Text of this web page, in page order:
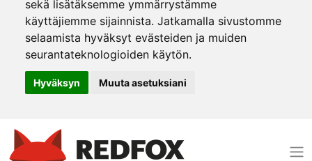
sekä lisätäksemme ymmärrystämme
käyttäjiemme sijainnista. Jatkamalla sivustomme
selaamista hyväksyt evästeiden ja muiden
seurantateknologioiden käytön.
Hyväksyn Muuta asetuksiani